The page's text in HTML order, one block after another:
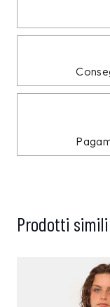
Prodotti simili